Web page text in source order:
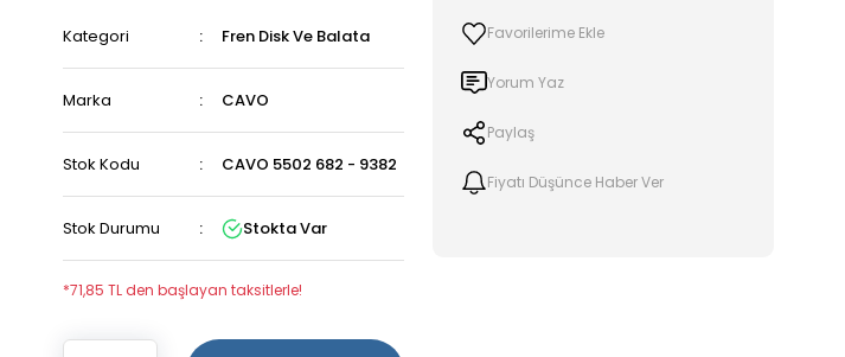
Kategori Fren Disk Ve Balata
Marka CAVO
Stok Kodu CAVO 5502 682 - 9382
Stok Durumu Stokta Var
*71,85 TL den başlayan taksitlerle!
Yorum Yaz
Paylaş
Fiyatı Düşünce Haber Ver